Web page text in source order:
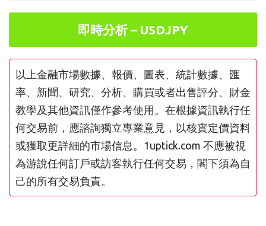
即時分析 – USDJPY
以上金融市場數據、報價、圖表、統計數據、匯
率、新聞、研究、分析、購買或者出售評分、財金
教學及其他資訊僅作參考使用。在根據資訊執行任
何交易前，應諮詢獨立專業意見，以核實定價資料
或獲取更詳細的市場信息。1uptick.com 不應被視
為游說任何訂戶或訪客執行任何交易，閣下須為自
己的所有交易負責。